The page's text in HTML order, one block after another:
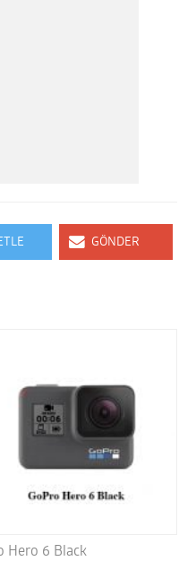
GÖNDER
Hero 6 Black